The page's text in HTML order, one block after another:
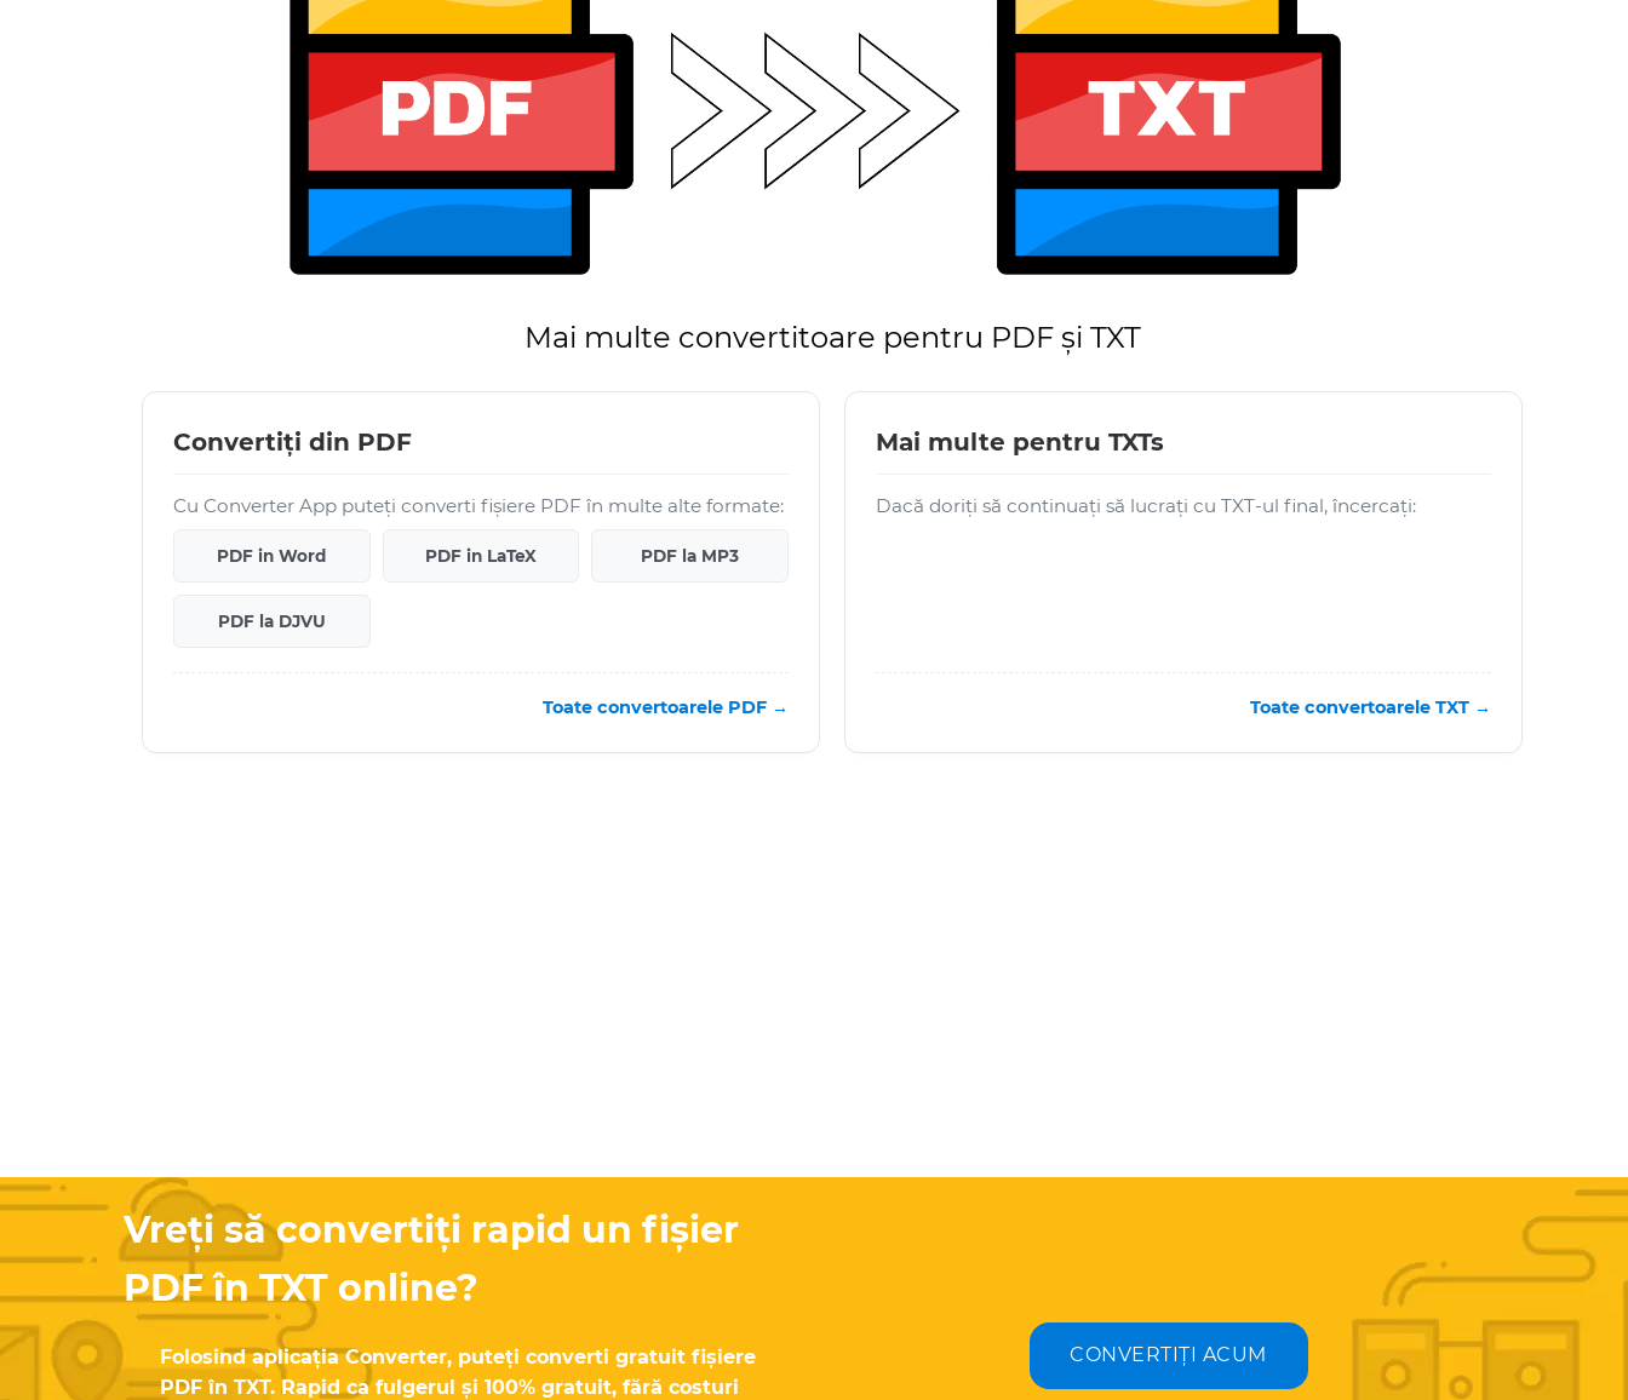
Mai multe convertitoare pentru PDF și TXT
Convertiți din PDF
Cu Converter App puteți converti fișiere PDF în multe alte formate:
PDF in Word PDF in LaTeX PDF la MP3
PDF la DJVU
Toate convertoarele PDF →
Mai multe pentru TXTs
Dacă doriți să continuați să lucrați cu TXT-ul final, încercați:
Toate convertoarele TXT →
Vreți să convertiți rapid un fișier
PDF în TXT online?
Folosind aplicația Converter, puteți converti gratuit fișiere
PDF în TXT. Rapid ca fulgerul și 100% gratuit, fără costuri
CONVERTIȚI ACUM